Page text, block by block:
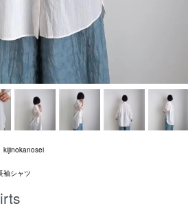
kijinokanosei
袖シャツ